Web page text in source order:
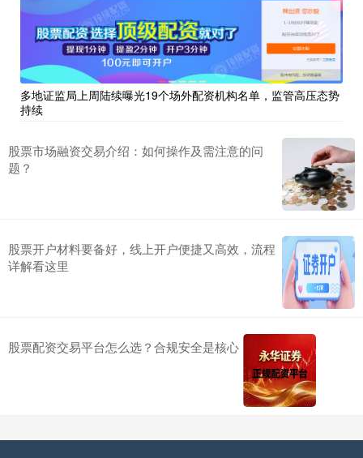
多地证监局上周陆续曝光19个场外配资机构名单，监管高压态势
持续
股票市场融资交易介绍：如何操作及需注意的问
题？
股票开户材料要备好，线上开户便捷又高效，流程
详解看这里
股票配资交易平台怎么选？合规安全是核心